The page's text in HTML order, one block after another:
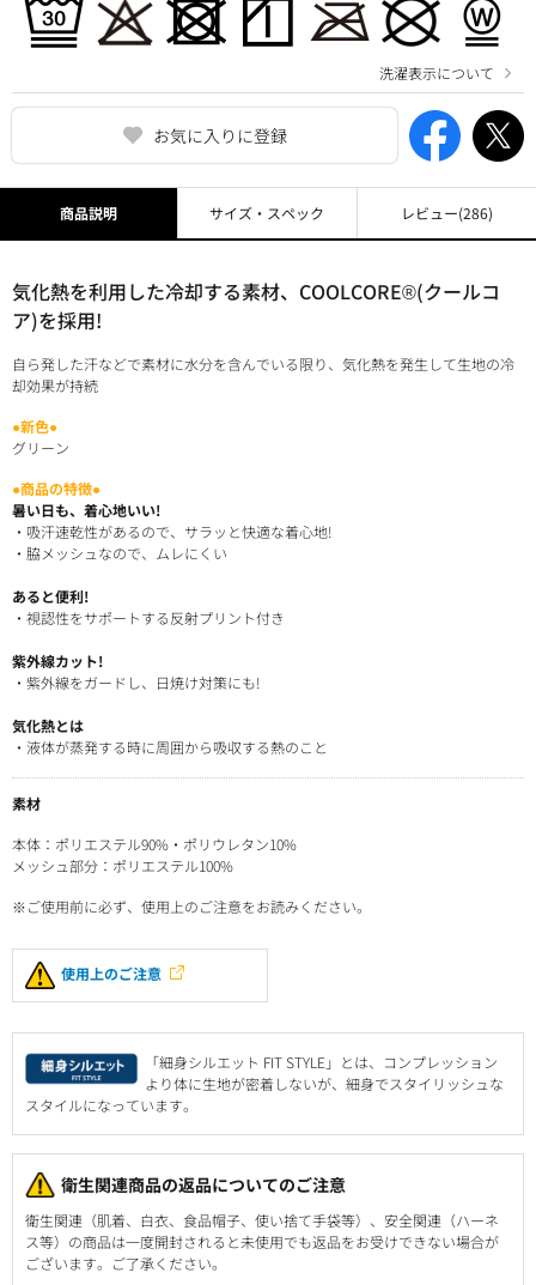
お気に入りに登録
洗濯表示について
商品説明
気化熱を利用した冷却する素材、COOLCORE®(クールコ
ア)を採用!
自ら発した汗などで素材に水分を含んでいる限り、気化熱を発生して生地の冷
却効果が持続
●新色●
グリーン
●商品の特徴●
暑い日も、着心地いい!
・吸汗速乾性があるので、サラッと快適な着心地!
・脇メッシュなので、ムレにくい
あると便利!
・視認性をサポートする反射プリント付き
紫外線カット!
・紫外線をガードし、日焼け対策にも!
気化熱とは
・液体が蒸発する時に周囲から吸収する熱のこと
素材
本体：ポリエステル90%・ポリウレタン10%
メッシュ部分：ポリエステル100%
※ご使用前に必ず、使用上のご注意をお読みください。
使用上のご注意
「細身シルエット FIT STYLE」とは、コンプレッション
より体に生地が密着しないが、細身でスタイリッシュな
スタイルになっています。
衛生関連商品の返品についてのご注意
衛生関連（肌着、白衣、食品帽子、使い捨て手袋等）、安全関連（ハーネ
ス等）の商品は一度開封されると未使用でも返品をお受けできない場合が
ございます。ご了承ください。
サイズ・スペック レビュー(286)